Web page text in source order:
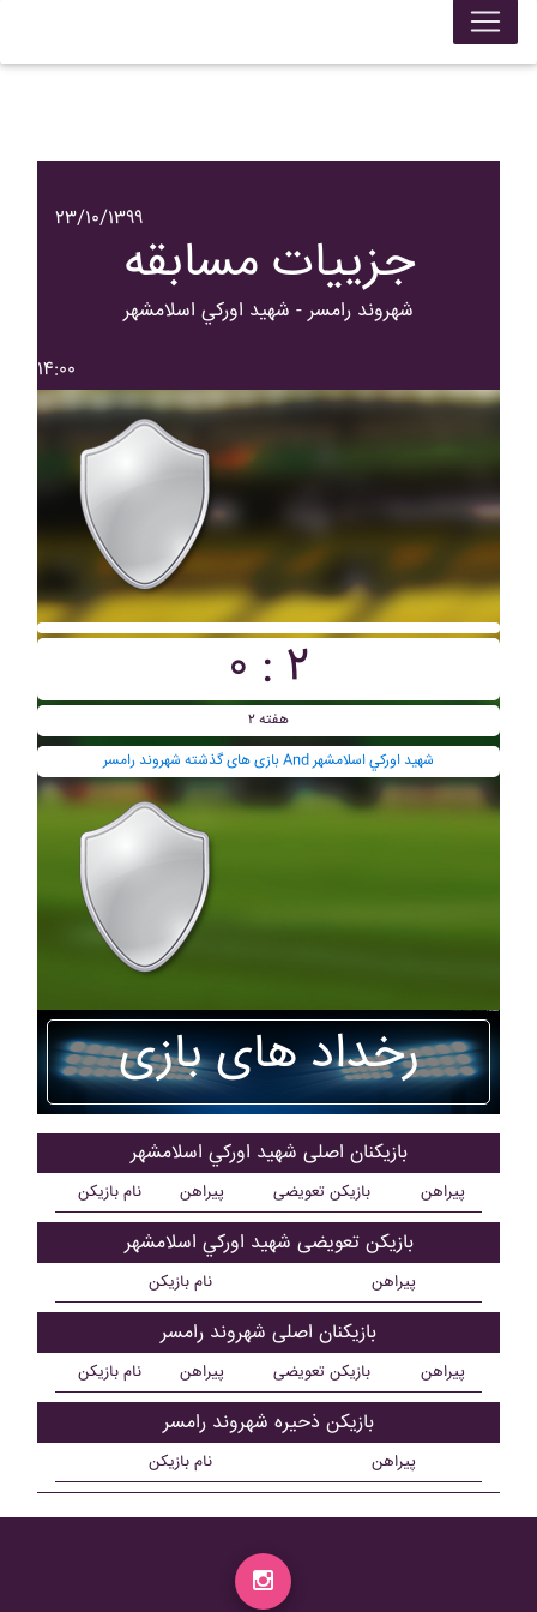
۲۳/۱۰/۱۳۹۹
جزییات مسابقه
شهروند رامسر - شهيد اورکي اسلامشهر
۱۴:۰۰
۰ : ۲
هفته ۲
بازی های گذشته شهروند رامسر And شهيد اورکي اسلامشهر
رخداد های بازی
بازیکنان اصلی شهيد اورکي اسلامشهر
نام بازیکن پیراهن بازیکن تعویضی پیراهن
بازیکن تعویضی شهيد اورکي اسلامشهر
نام بازیکن پیراهن
بازیکنان اصلی شهروند رامسر
نام بازیکن پیراهن بازیکن تعویضی پیراهن
بازیکن ذحیره شهروند رامسر
نام بازیکن پیراهن